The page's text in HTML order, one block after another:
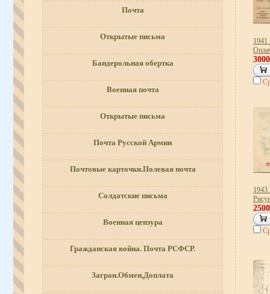
Почта
Открытые письма
Бандерольная обертка
Военная почта
Открытые письма
Почта Русской Армии
Почтовые карточки.Полевая почта
Солдатские письма
Военная цензура
Гражданская война. Почта РСФСР.
Загран.Обмен,Доплата
1941
1943